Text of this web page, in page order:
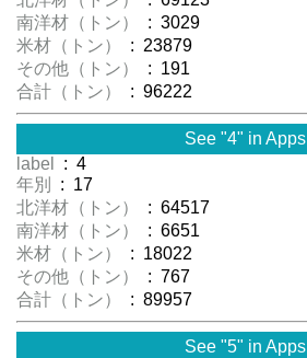
南洋材（トン）
: 3029
米材（トン）
: 23879
その他（トン）
: 191
合計（トン）
: 96222
See "4" in Apps
label
: 4
年別
: 17
北洋材（トン）
: 64517
南洋材（トン）
: 6651
米材（トン）
: 18022
その他（トン）
: 767
合計（トン）
: 89957
See "5" in Apps